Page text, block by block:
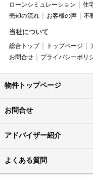
ローンシミュレーション
住
売却の流れ
お客様の声 不
当社について
総合トップ トップページ
お問合せ
プライバシーポリ
物件トップページ
お問合せ
アドバイザー紹介
よくある質問